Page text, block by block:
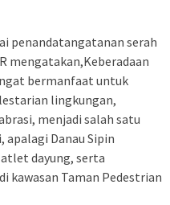
penandatangatanan serah
mengatakan,Keberadaan
bermanfaat untuk
lingkungan,
menjadi salah satu
Danau Sipin
dayung, serta
kawasan Taman Pedestrian